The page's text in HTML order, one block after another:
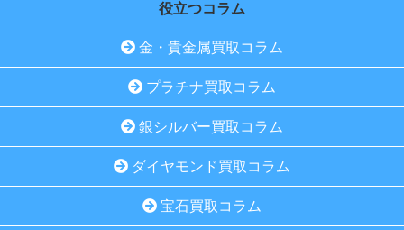
役立つコラム
金・貴金属買取コラム
プラチナ買取コラム
銀シルバー買取コラム
ダイヤモンド買取コラム
宝石買取コラム